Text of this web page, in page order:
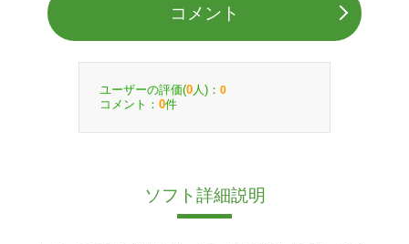
コメント
ユーザーの評価(0 人)： 0
コメント： 0件
ソフト詳細説明